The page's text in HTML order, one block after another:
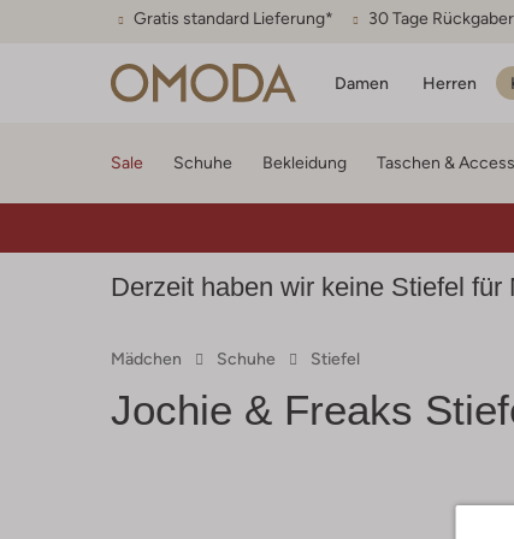
Gratis standard Lieferung* 30 Tage
Damen Herren
Sale Schuhe Bekleidung Taschen &
Derzeit haben wir keine Stiefel
Mädchen Schuhe Stiefel
Jochie & Freaks